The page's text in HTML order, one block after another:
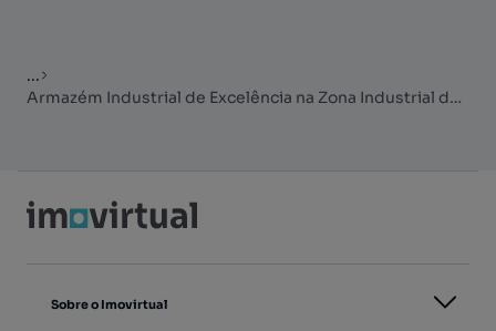
...
Armazém Industrial de Excelência na Zona Industrial de Esposende
Sobre o Imovirtual